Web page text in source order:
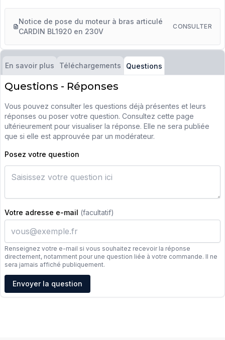
Notice de pose du moteur à bras articulé
CARDIN BL1920 en 230V
CONSULTER
En savoir plus Téléchargements Questions
Questions - Réponses
Vous pouvez consulter les questions déjà présentes et leurs
réponses ou poser votre question. Consultez cette page
ultérieurement pour visualiser la réponse. Elle ne sera publiée
que si elle est approuvée par un modérateur.
Posez votre question
Votre adresse e-mail (facultatif)
Renseignez votre e-mail si vous souhaitez recevoir la réponse
directement, notamment pour une question liée à votre commande. Il ne
sera jamais affiché publiquement.
Adresse e-mail
Envoyer la question